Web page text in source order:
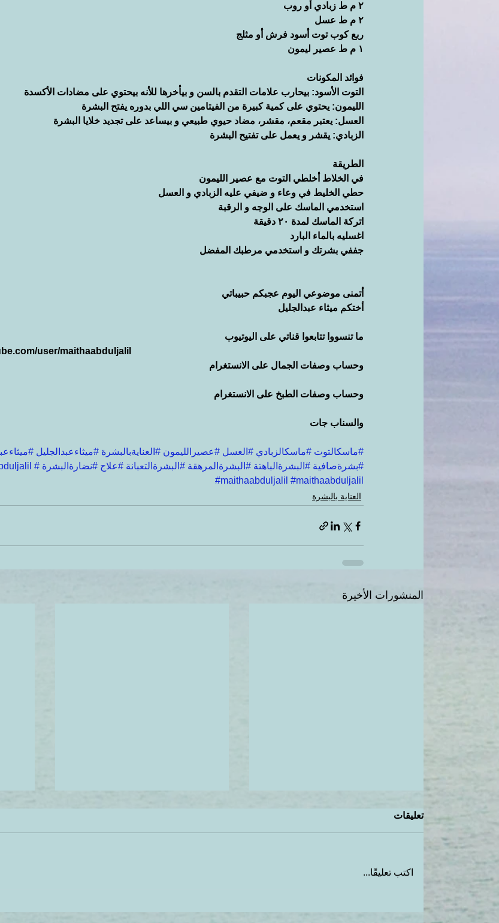
٢ م ط زبادي أو روب
٢ م ط عسل
ربع كوب توت أسود فرش أو مثلج
١ م ط عصير ليمون
فوائد المكونات
التوت الأسود: بيحارب علامات التقدم بالسن و بيأخرها للأنه بيحتوي على مضادات الأكسدة
الليمون: يحتوي على كمية كبيرة من الفيتامين سي اللي بدوره يفتح البشرة
العسل: يعتبر مقعم، مقشر، مضاد حيوي طبيعي و بيساعد على تجديد خلايا البشرة
الزبادي: يقشر و يعمل على تفتيح البشرة
الطريقة
في الخلاط أخلطي التوت مع عصير الليمون
حطي الخليط في وعاء و ضيفي عليه الزبادي و العسل
استخدمي الماسك على الوجه و الرقبة
اتركة الماسك لمدة ٢٠ دقيقة
اغسليه بالماء البارد
جففي بشرتك و استخدمي مرطبك المفضل
أتمنى موضوعي اليوم عجبكم حبيباتي
أختكم ميثاء عبدالجليل
ما تنسووا تتابعوا قناتي على اليوتيوب
user/maithaabduljalil
وحساب وصفات الجمال على الانستغرام
وحساب وصفات الطبخ على الانستغرام
والسناب جات
#ماسكالتوت #ماسكالزبادي #العسل #عصيرالليمون #العنايةبالبشرة #ميثاءعبدالجليل
#بشرةصافية #البشرةالباهتة #البشرةالمرهقة #البشرةالتعبانة #علاج #نضارةالبشرة #maithaabduljalil
#maithaabduljalil #maithaabduljalil
العناية بالبشرة
المنشورات الأخيرة
تعليقات
اكتب تعليقًا...